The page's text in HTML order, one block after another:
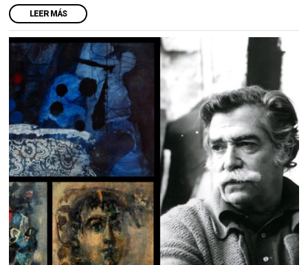
LEER MÁS